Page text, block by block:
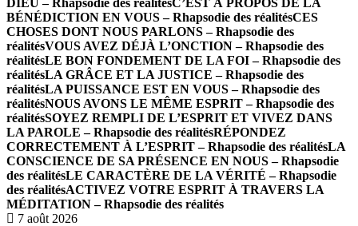
DIEU – Rhapsodie des réalitésC’EST À PROPOS DE LA
BÉNÉDICTION EN VOUS – Rhapsodie des réalitésCES
CHOSES DONT NOUS PARLONS – Rhapsodie des
réalitésVOUS AVEZ DÉJÀ L’ONCTION – Rhapsodie des
réalitésLE BON FONDEMENT DE LA FOI – Rhapsodie des
réalitésLA GRÂCE ET LA JUSTICE – Rhapsodie des
réalitésLA PUISSANCE EST EN VOUS – Rhapsodie des
réalitésNOUS AVONS LE MÊME ESPRIT – Rhapsodie des
réalitésSOYEZ REMPLI DE L’ESPRIT ET VIVEZ DANS
LA PAROLE – Rhapsodie des réalitésRÉPONDEZ
CORRECTEMENT À L’ESPRIT – Rhapsodie des réalitésLA
CONSCIENCE DE SA PRÉSENCE EN NOUS – Rhapsodie
des réalitésLE CARACTÈRE DE LA VÉRITÉ – Rhapsodie
des réalitésACTIVEZ VOTRE ESPRIT À TRAVERS LA
MÉDITATION – Rhapsodie des réalités
7 août 2026